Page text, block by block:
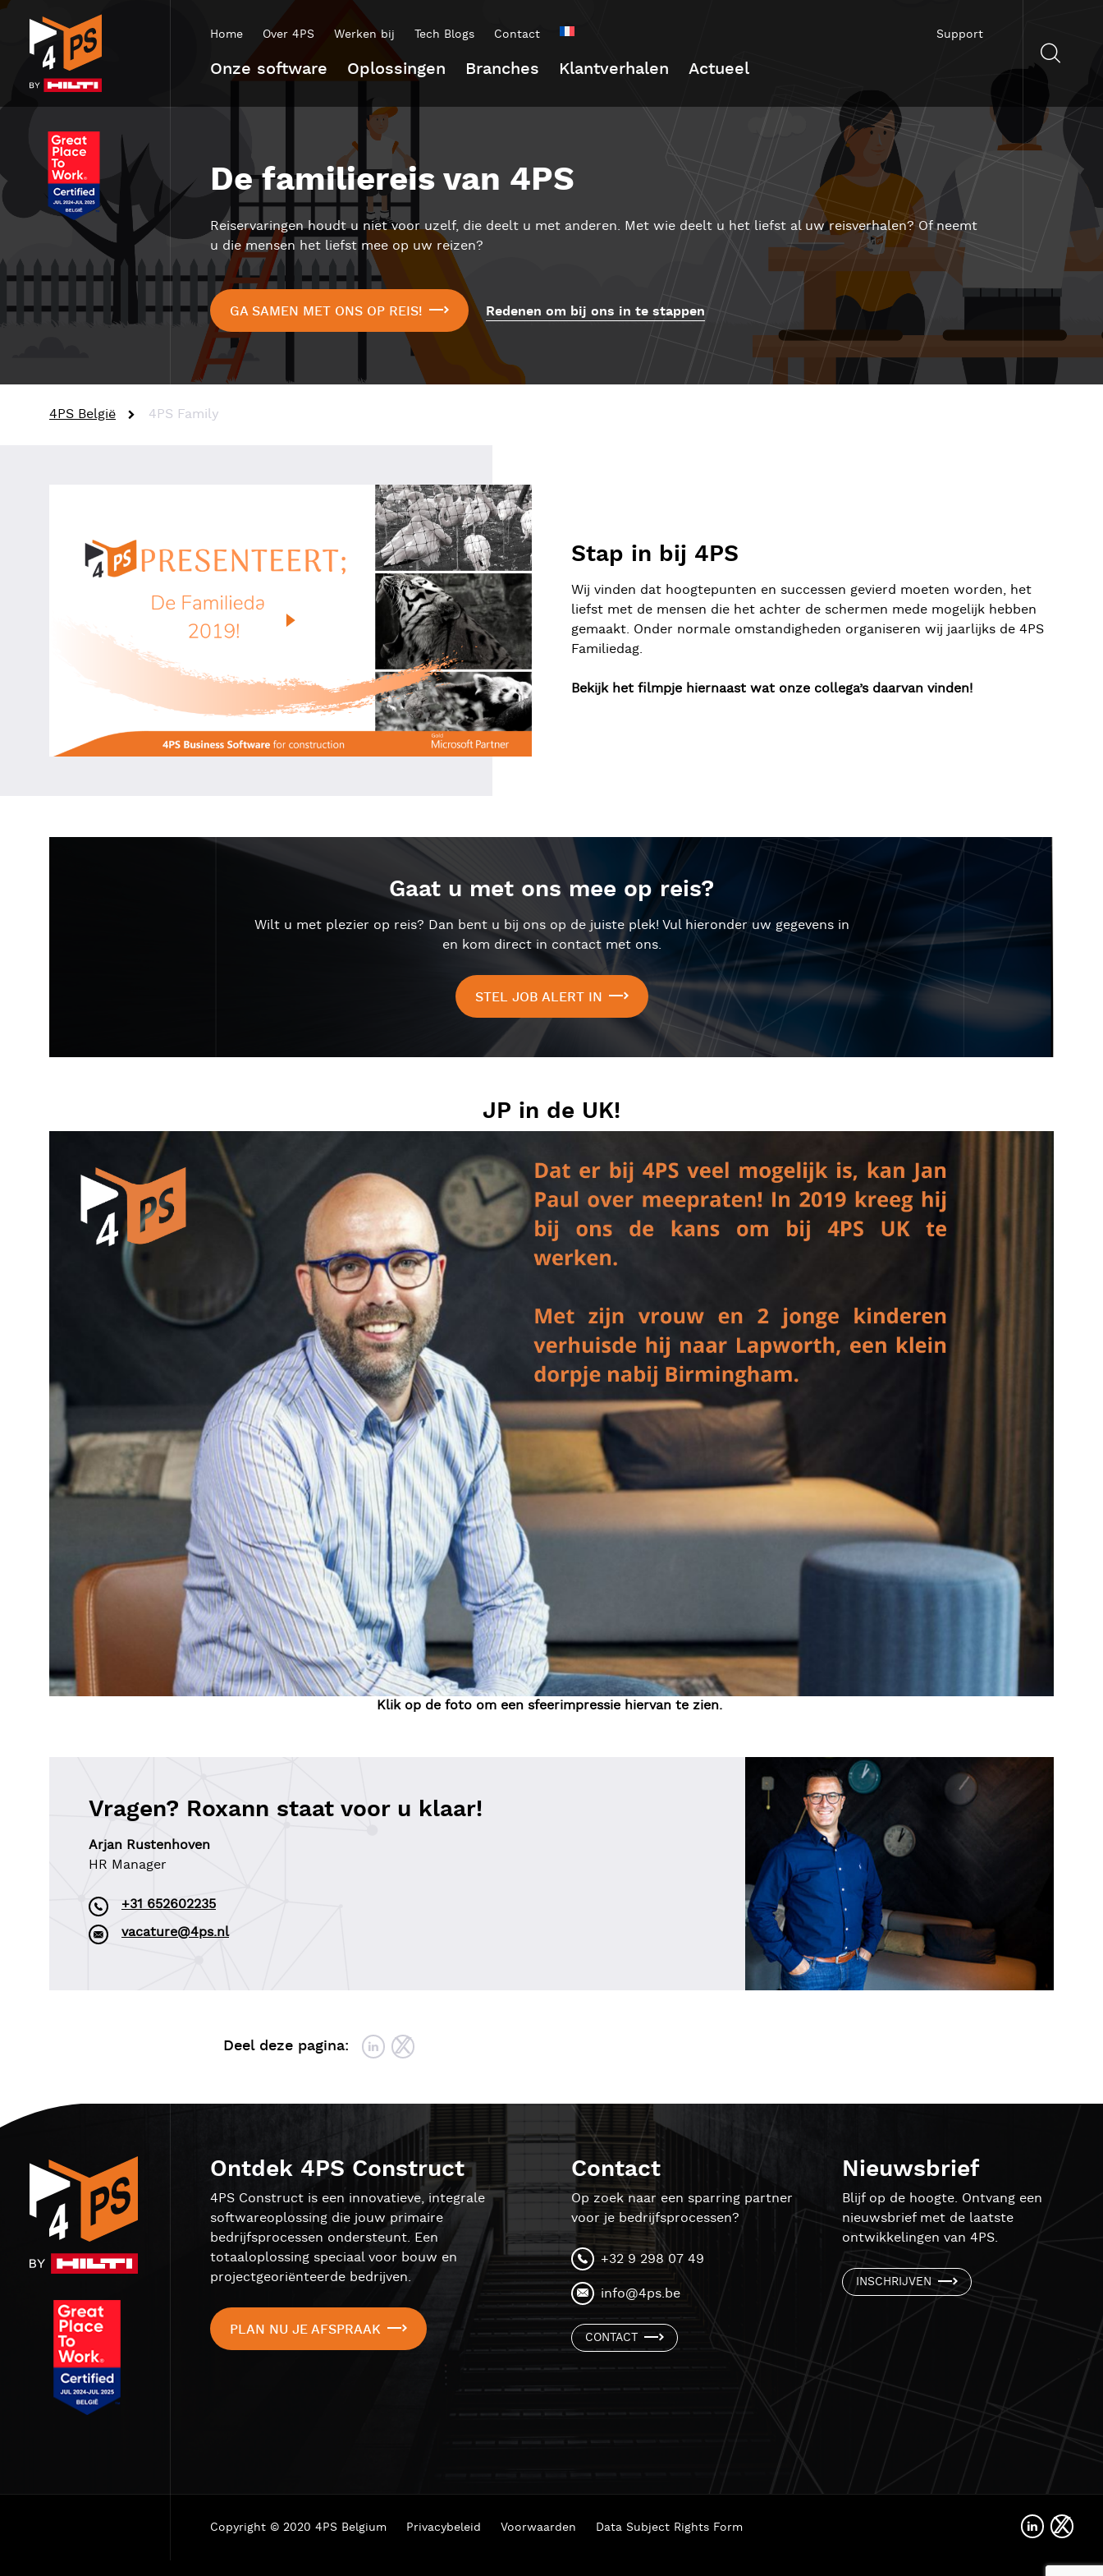
Home Over 4PS Werken bij Tech Blogs Contact
Onze software Oplossingen Branches Klantverhalen Actueel
Support
De familiereis van 4PS
Reiservaringen houdt u niet voor uzelf, die deelt u met anderen. Met wie deelt u het liefst al uw reisverhalen? Of neemt
u die mensen het liefst mee op uw reizen?
GA SAMEN MET ONS OP REIS! Redenen om bij ons in te stappen
4PS België 4PS Family
Stap in bij 4PS
Wij vinden dat hoogtepunten en successen gevierd moeten worden, het
liefst met de mensen die het achter de schermen mede mogelijk hebben
gemaakt. Onder normale omstandigheden organiseren wij jaarlijks de 4PS
Familiedag.
Bekijk het filmpje hiernaast wat onze collega’s daarvan vinden!
Gaat u met ons mee op reis?
Wilt u met plezier op reis? Dan bent u bij ons op de juiste plek! Vul hieronder uw gegevens in
en kom direct in contact met ons.
STEL JOB ALERT IN
JP in de UK!
Klik op de foto om een sfeerimpressie hiervan te zien.
Vragen? Roxann staat voor u klaar!
Arjan Rustenhoven
HR Manager
+31 652602235
vacature@4ps.nl
Deel deze pagina:
Ontdek 4PS Construct
4PS Construct is een innovatieve, integrale
softwareoplossing die jouw primaire
bedrijfsprocessen ondersteunt. Een
totaaloplossing speciaal voor bouw en
projectgeoriënteerde bedrijven.
PLAN NU JE AFSPRAAK
Contact
Op zoek naar een sparring partner
voor je bedrijfsprocessen?
+32 9 298 07 49
info@4ps.be
CONTACT
Nieuwsbrief
Blijf op de hoogte. Ontvang een
nieuwsbrief met de laatste
ontwikkelingen van 4PS.
INSCHRIJVEN
Copyright © 2020 4PS Belgium Privacybeleid Voorwaarden Data Subject Rights Form